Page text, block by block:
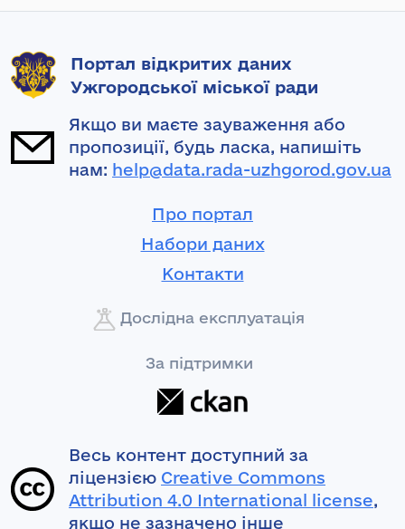
Портал відкритих даних
Ужгородської міської ради
Якщо ви маєте зауваження або
пропозиції, будь ласка, напишіть
нам: help@data.rada-uzhgorod.gov.ua
Про портал
Набори даних
Контакти
Дослідна експлуатація
За підтримки
Весь контент доступний за
ліцензією Creative Commons
Attribution 4.0 International license,
якщо не зазначено інше